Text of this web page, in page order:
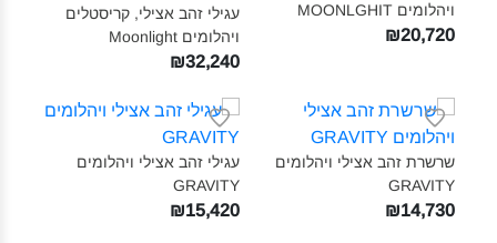
ויהלומים MOONLGHIT‎
₪20,720
עגילי זהב אצילי, קריסטלים
ויהלומים Moonlight‎
₪32,240
שרשרת זהב אצילי ויהלומים
GRAVITY‎
₪14,730
עגילי זהב אצילי ויהלומים
GRAVITY‎
₪15,420